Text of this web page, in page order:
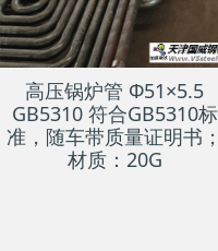
高压锅炉管 Φ51×5.5
GB5310 符合GB5310标
准，随车带质量证明书；
材质：20G